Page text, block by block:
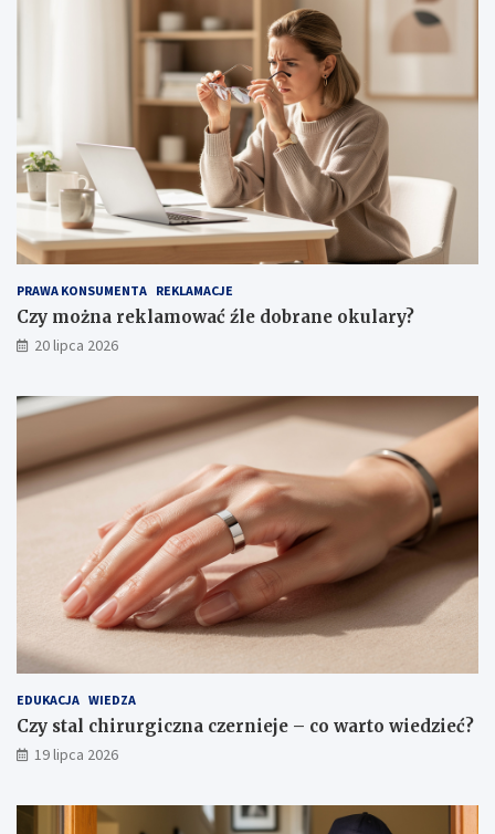
PRAWA KONSUMENTA REKLAMACJE
Czy można reklamować źle dobrane okulary?
20 lipca 2026
EDUKACJA WIEDZA
Czy stal chirurgiczna czernieje – co warto wiedzieć?
19 lipca 2026